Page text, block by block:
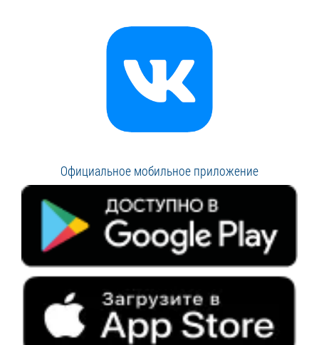
Официальное мобильное приложение